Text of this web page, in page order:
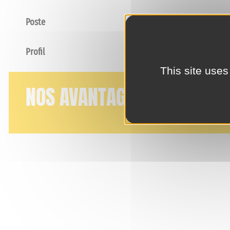
Poste
Profil
NOS AVANTAGES
This site